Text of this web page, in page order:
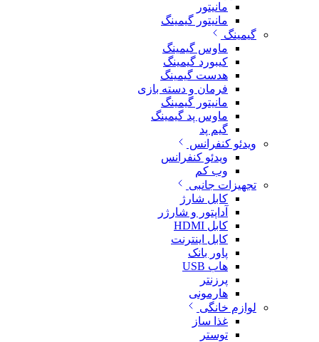
مانیتور
مانیتور گیمینگ
گیمینگ
ماوس گیمینگ
کیبورد گیمینگ
هدست گیمینگ
فرمان و دسته بازی
مانیتور گیمینگ
ماوس پد گیمینگ
گیم پد
ویدئو کنفرانس
ویدئو کنفرانس
وب کم
تجهیزات جانبی
کابل شارژ
آداپتور و شارژر
کابل HDMI
کابل اینترنت
پاور بانک
هاب USB
پرزنتر
هارمونی
لوازم خانگی
غذا ساز
توستر